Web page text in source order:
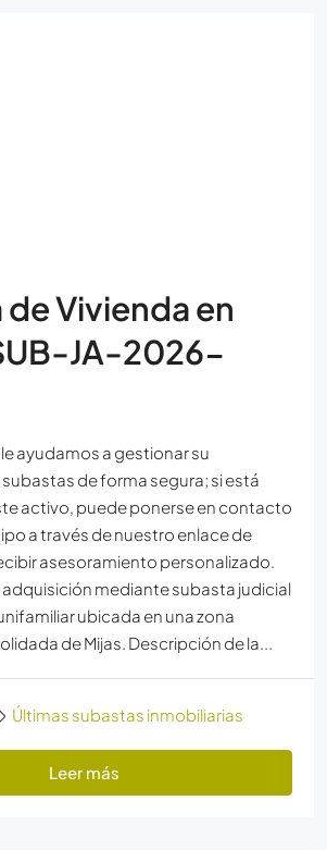
Vivienda en
JA-2026-
le ayudamos a gestionar su
de forma segura; si está
activo, puede ponerse en contacto
a través de nuestro enlace de
asesoramiento personalizado.
mediante subasta judicial
ubicada en una zona
de Mijas. Descripción de la...
Últimas subastas inmobiliarias
Leer más